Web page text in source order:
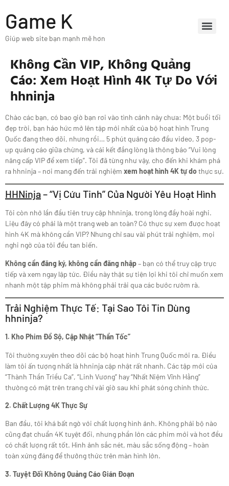
Game K
Giúp web site bạn mạnh mẽ hơn
Không Cần VIP, Không Quảng
Cáo: Xem Hoạt Hình 4K Tự Do Với
hhninja
Chào các bạn, có bao giờ bạn rơi vào tình cảnh này chưa: Một buổi tối
đẹp trời, bạn háo hức mở lên tập mới nhất của bộ hoạt hình Trung
Quốc đang theo dõi, nhưng rồi… 5 phút quảng cáo đầu video, 3 pop-
up quảng cáo giữa chừng, và cái kết đắng lòng là thông báo “Vui lòng
nâng cấp VIP để xem tiếp”. Tôi đã từng như vậy, cho đến khi khám phá
ra hhninja – nơi mang đến trải nghiệm xem hoạt hình 4K tự dothực sự.
HHNinja– “Vị Cứu Tinh” Của Người Yêu Hoạt Hình
Tôi còn nhớ lần đầu tiên truy cập hhninja, trong lòng đầy hoài nghi.
Liệu đây có phải là một trang web an toàn? Có thực sự xem được hoạt
hình 4K mà không cần VIP? Nhưng chỉ sau vài phút trải nghiệm, mọi
nghi ngờ của tôi đều tan biến.
Không cần đăng ký, không cần đăng nhập– bạn có thể truy cập trực
tiếp và xem ngay lập tức. Điều này thật sự tiện lợi khi tôi chỉ muốn xem
nhanh một tập phim mà không phải trải qua các bước rườm rà.
Trải Nghiệm Thực Tế: Tại Sao Tôi Tin Dùng
hhninja?
1. Kho Phim Đồ Sộ, Cập Nhật “Thần Tốc”
Tôi thường xuyên theo dõi các bộ hoạt hình Trung Quốc mới ra. Điều
làm tôi ấn tượng nhất là hhninja cập nhật rất nhanh. Các tập mới của
“Thành Thần Triều Ca”, “Linh Vương” hay “Nhất Niệm Vĩnh Hằng”
thường có mặt trên trang chỉ vài giờ sau khi phát sóng chính thức.
2. Chất Lượng 4K Thực Sự
Ban đầu, tôi khá bất ngờ với chất lượng hình ảnh. Không phải bộ nào
cũng đạt chuẩn 4K tuyệt đối, nhưng phần lớn các phim mới và hot đều
có chất lượng rất tốt. Hình ảnh sắc nét, màu sắc sống động – hoàn
toàn xứng đáng để thưởng thức trên màn hình lớn.
3. Tuyệt Đối Không Quảng Cáo Gián Đoạn